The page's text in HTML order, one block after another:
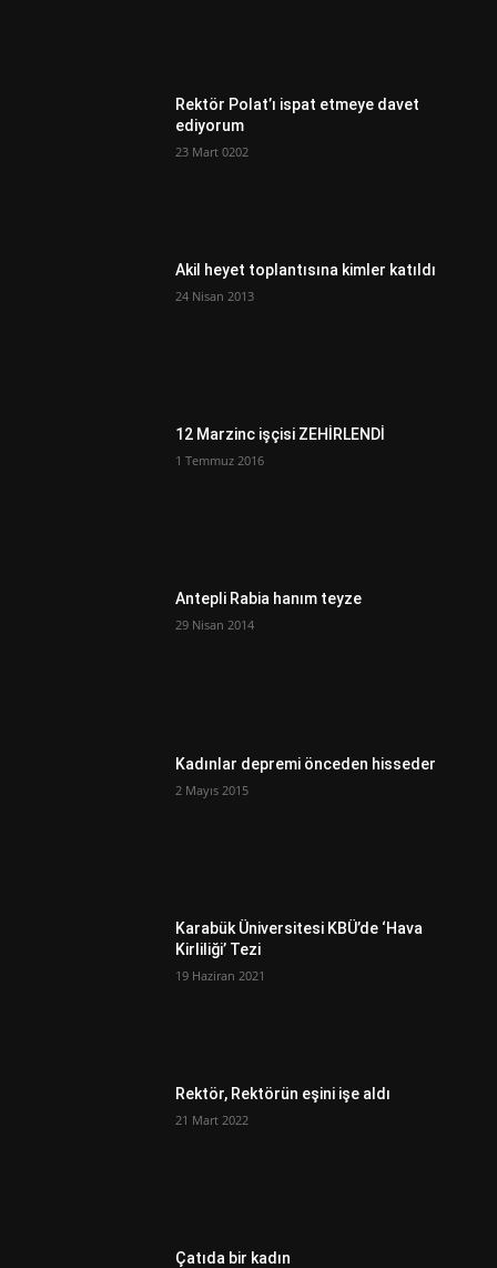
Rektör Polat’ı ispat etmeye davet
ediyorum
23 Mart 0202
Akil heyet toplantısına kimler katıldı
24 Nisan 2013
12 Marzinc işçisi ZEHİRLENDİ
1 Temmuz 2016
Antepli Rabia hanım teyze
29 Nisan 2014
Kadınlar depremi önceden hisseder
2 Mayıs 2015
Karabük Üniversitesi KBÜ’de ‘Hava
Kirliliği’ Tezi
19 Haziran 2021
Rektör, Rektörün eşini işe aldı
21 Mart 2022
Çatıda bir kadın